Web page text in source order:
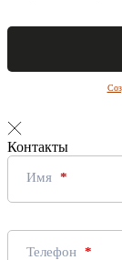
Контакты
Имя
Телефон